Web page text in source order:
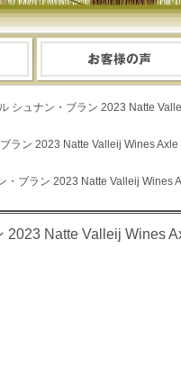
シュナン・ブラン 2023 Natte
ラン 2023 Natte Valleij Wines
・ブラン 2023 Natte Valleij Wines
2023 Natte Valleij Wines